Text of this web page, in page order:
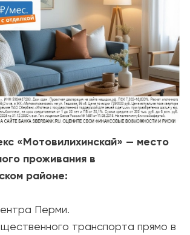
«Мотовилихинскай» — место
проживания в
районе:
Перми.
транспорта прямо в